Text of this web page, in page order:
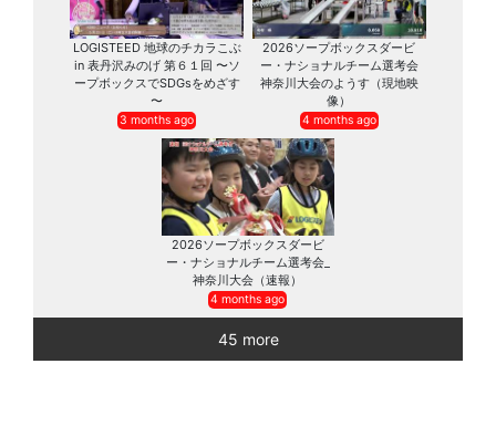
LOGISTEED 地球のチカラこぶ
in 表丹沢みのげ 第６１回 〜ソ
ープボックスでSDGsをめざす
〜
3 months ago
2026ソープボックスダービ
ー・ナショナルチーム選考会
神奈川大会のようす（現地映
像）
4 months ago
2026ソープボックスダービ
ー・ナショナルチーム選考会_
神奈川大会（速報）
4 months ago
45 more